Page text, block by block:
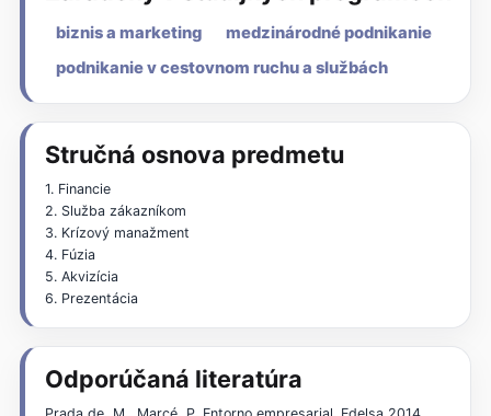
biznis a marketing
medzinárodné podnikanie
podnikanie v cestovnom ruchu a službách
Stručná osnova predmetu
1. Financie
2. Služba zákazníkom
3. Krízový manažment
4. Fúzia
5. Akvizícia
6. Prezentácia
Odporúčaná literatúra